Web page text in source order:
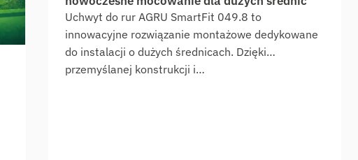
Uchwyt do rur AGRU SmartFit 049.8 to
innowacyjne rozwiązanie montażowe dedykowane
do instalacji o dużych średnicach. Dzięki
przemyślanej konstrukcji i…